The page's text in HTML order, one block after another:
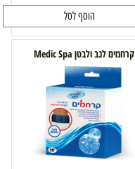
הוסף לסל
קרחמים לגב ולבטן Medic Spa